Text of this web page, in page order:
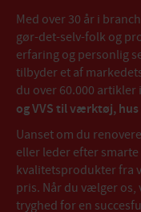
Med over 30 år i
gør-det-selv-folk og
erfaring og personlig
tilbyder et af
du over 60.000
og VVS til værktøj, hus
Uanset om du
eller leder efter
kvalitetsprodukter fra
pris. Når du vælger
tryghed for en